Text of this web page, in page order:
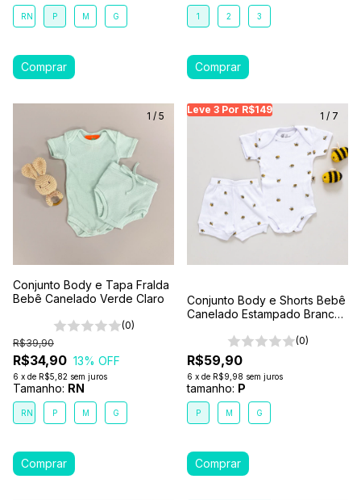
RN P M G 1 2 3
1 / 5
Conjunto Body e Tapa Fralda
Bebê Canelado Verde Claro
(0)
R$34,90
R$39,90
13% OFF
6 x de R$5,82 sem juros
Tamanho: RN
RN P M G
Leve 3 Por R$149
Leve 3 Por R$149
1 / 7
Conjunto Body e Shorts Bebê
Canelado Estampado Branco-
(0)
R$59,90
6 x de R$9,98 sem juros
tamanho: P
P M G